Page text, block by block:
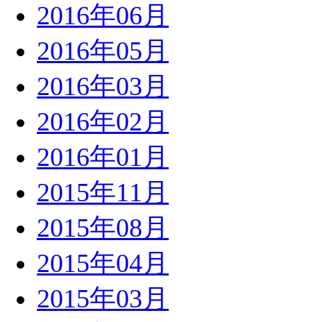
2016年06月
2016年05月
2016年03月
2016年02月
2016年01月
2015年11月
2015年08月
2015年04月
2015年03月